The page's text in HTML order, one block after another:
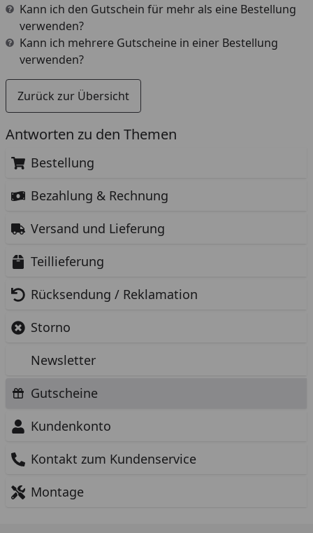
Antworten zu den Themen
Bestellung
Bezahlung & Rechnung
Versand und Lieferung
Teillieferung
Rücksendung / Reklamation
Storno
Newsletter
Gutscheine
Kundenkonto
Kontakt zum Kundenservice
Montage
Kann ich den Gutschein für mehr als eine Bestellung
verwenden?
Kann ich mehrere Gutscheine in einer Bestellung
verwenden?
Zurück zur Übersicht